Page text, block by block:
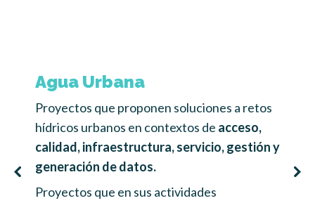
Agua Urbana
Proyectos que proponen soluciones a retos
hídricos urbanos en contextos de acceso,
calidad, infraestructura, servicio, gestión y
generación de datos.
Proyectos que en sus actividades